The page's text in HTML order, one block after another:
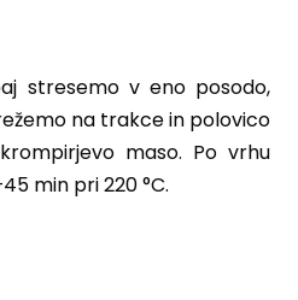
stresemo v eno posodo,
na trakce in polovico
maso. Po vrhu
min pri 220 °C.